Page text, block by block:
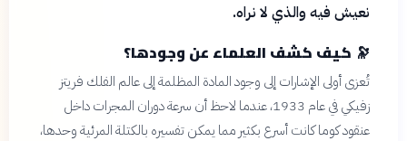
نعيش فيه والذي لا نراه.
🔭 كيف كشف العلماء عن وجودها؟
تُعزى أولى الإشارات إلى وجود المادة المظلمة إلى عالم الفلك فريتز
زفيكي في عام 1933، عندما لاحظ أن سرعة دوران المجرات داخل
عنقود كوما كانت أسرع بكثير مما يمكن تفسيره بالكتلة المرئية وحدها،